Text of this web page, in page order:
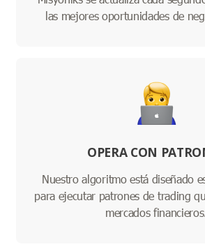
las mejores oportunidades de
OPERA CON
Nuestro algoritmo está diseñado
para ejecutar patrones de trading
mercados